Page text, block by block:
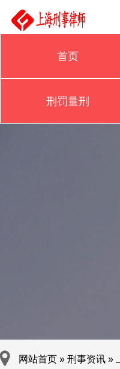
首页
刑罚量刑
网站首页 » 刑事资讯 »